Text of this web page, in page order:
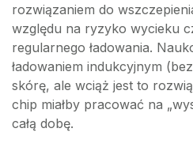
rozwiązaniem do
względu na ryzyko wycieku
regularnego ładowania.
ładowaniem indukcyjnym
skórę, ale wciąż jest to
chip miałby pracować na
całą dobę.